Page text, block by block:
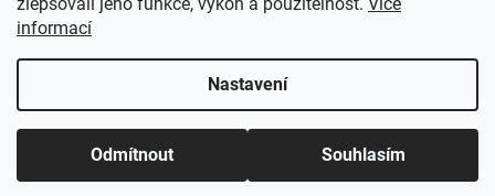
informací
Nastavení
Odmítnout Souhlasím
HEMA Dobruška s.r.o.
Upravit nastavení cookies